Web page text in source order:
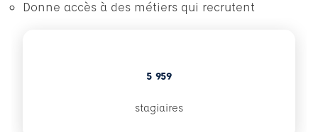
Donne accès à des métiers qui recrutent
5 959
stagiaires